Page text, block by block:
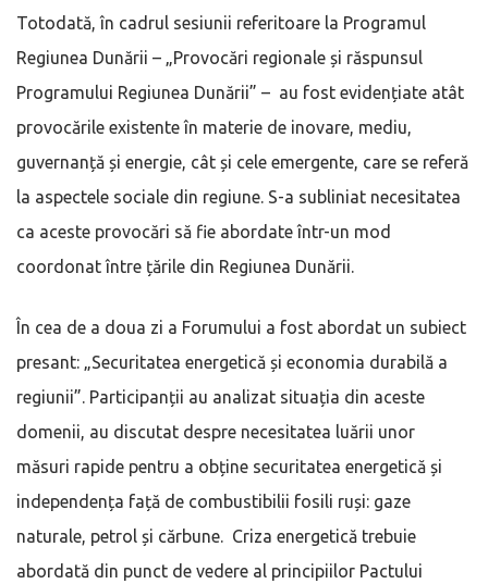
Totodată, în cadrul sesiunii referitoare la Programul
Regiunea Dunării – „Provocări regionale și răspunsul
Programului Regiunea Dunării” – au fost evidențiate atât
provocările existente în materie de inovare, mediu,
guvernanță și energie, cât și cele emergente, care se referă
la aspectele sociale din regiune. S-a subliniat necesitatea
ca aceste provocări să fie abordate într-un mod
coordonat între țările din Regiunea Dunării.
În cea de a doua zi a Forumului a fost abordat un subiect
presant: „Securitatea energetică și economia durabilă a
regiunii”. Participanții au analizat situația din aceste
domenii, au discutat despre necesitatea luării unor
măsuri rapide pentru a obține securitatea energetică și
independența față de combustibilii fosili ruși: gaze
naturale, petrol și cărbune. Criza energetică trebuie
abordată din punct de vedere al principiilor Pactului